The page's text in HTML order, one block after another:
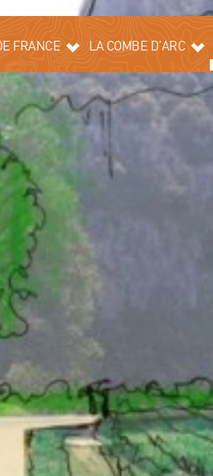
FRANCE
FRANCE
L’ARDÈCHE
LA COMBE D’ARC
HISTOIRE
PAYSAGE ET
TOURISME
L’OPÉRATION
GRAND SITE
COMBE D’ARC